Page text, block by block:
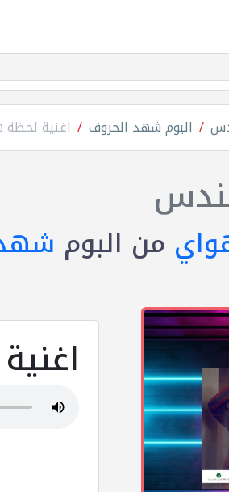
البوم شهد الحروف اغنية
من البوم